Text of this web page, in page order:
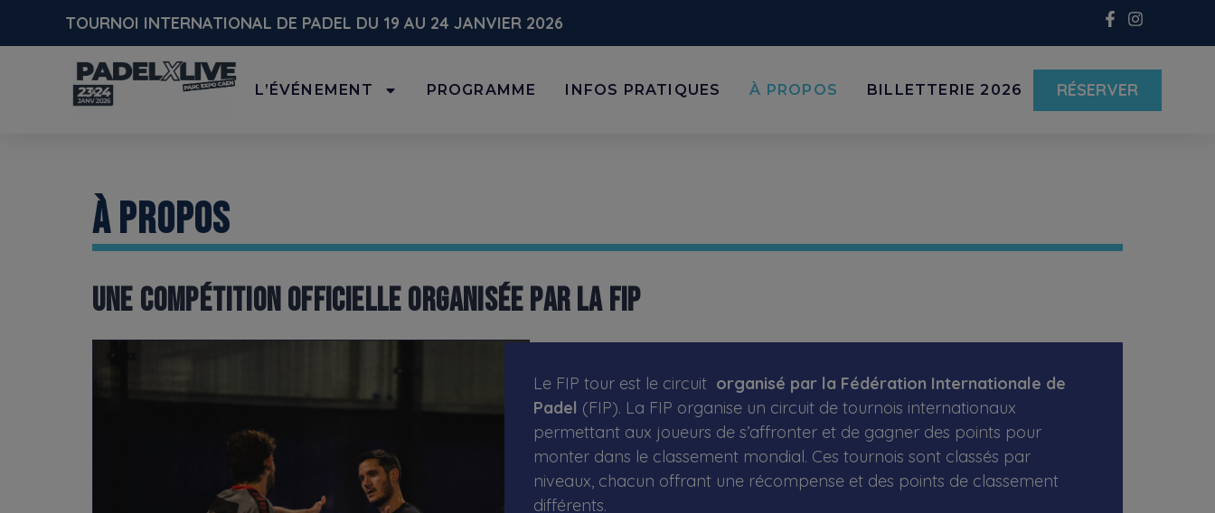
TOURNOI INTERNATIONAL DE PADEL DU 19 AU 24 JANVIER 2026
L’ÉVÉNEMENT PROGRAMME INFOS PRATIQUES À PROPOS BILLETTERIE 2026 RÉSERVER
À PROPOS
UNE COMPÉTITION OFFICIELLE ORGANISÉE PAR LA FIP
Le FIP tour est le circuit organisé par la Fédération Internationale de
Padel (FIP). La FIP organise un circuit de tournois internationaux
permettant aux joueurs de s’affronter et de gagner des points pour
monter dans le classement mondial. Ces tournois sont classés par
niveaux, chacun offrant une récompense et des points de classement
différents.